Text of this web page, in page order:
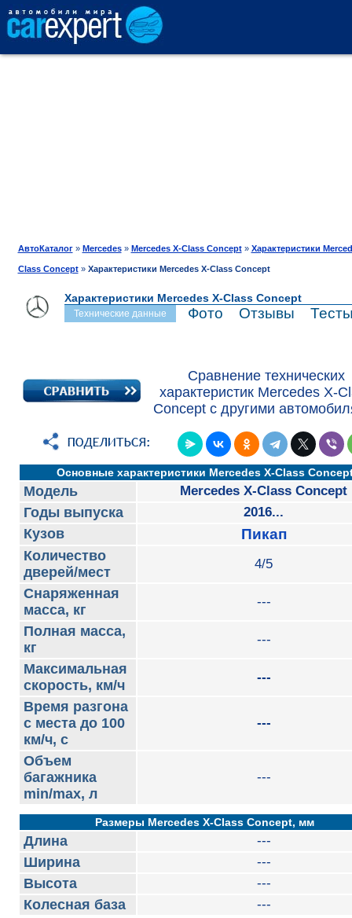
ТЕСТ-ДРАЙВ
ПРОДАЖА
АвтоКаталог» Mercedes» Mercedes X-Class Concept» Характеристики
Class Concept» Характеристики Mercedes X-Class Concept
Характеристики Mercedes X-Class Concept
Технические данные Фото Отзывы
Сравнение технических
характеристик Mercedes X-
Concept с другими
Основные характеристики Mercedes X-Class
Модель Mercedes X-Class Concept
Годы выпуска 2016...
Кузов Пикап
Количество
дверей/мест
4/5
Снаряженная
масса, кг
---
Полная масса,
кг
---
Максимальная
скорость, км/ч
---
Время разгона
с места до 100
км/ч, с
---
Объем
багажника
min/max, л
---
Размеры Mercedes X-Class Concept, мм
Длина ---
Ширина ---
Высота ---
Колесная база ---